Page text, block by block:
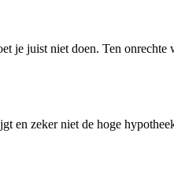
je juist niet doen. Ten
en zeker niet de hoge